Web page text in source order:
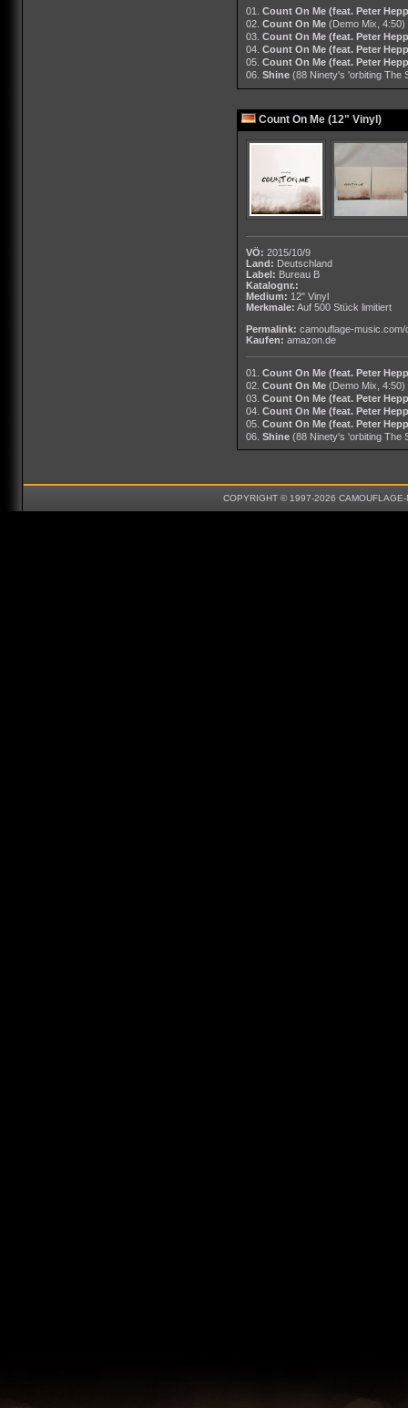
01. Count On Me (feat. Peter
02. Count On Me (Demo Mix, 4:50)
03. Count On Me (feat. Peter
04. Count On Me (feat. Peter
05. Count On Me (feat. Peter
06. Shine (88 Ninety's 'orbiting The
Count On Me (12" Vinyl)
VÖ: 2015/10/9
Land: Deutschland
Label: Bureau B
Katalognr.:
Medium: 12" Vinyl
Merkmale: Auf 500 Stück limitiert
Permalink: camouflage-music.com/
Kaufen: amazon.de
01. Count On Me (feat. Peter
02. Count On Me (Demo Mix, 4:50)
03. Count On Me (feat. Peter
04. Count On Me (feat. Peter
05. Count On Me (feat. Peter
06. Shine (88 Ninety's 'orbiting The
COPYRIGHT © 1997-2026 CAMOUFLAGE-